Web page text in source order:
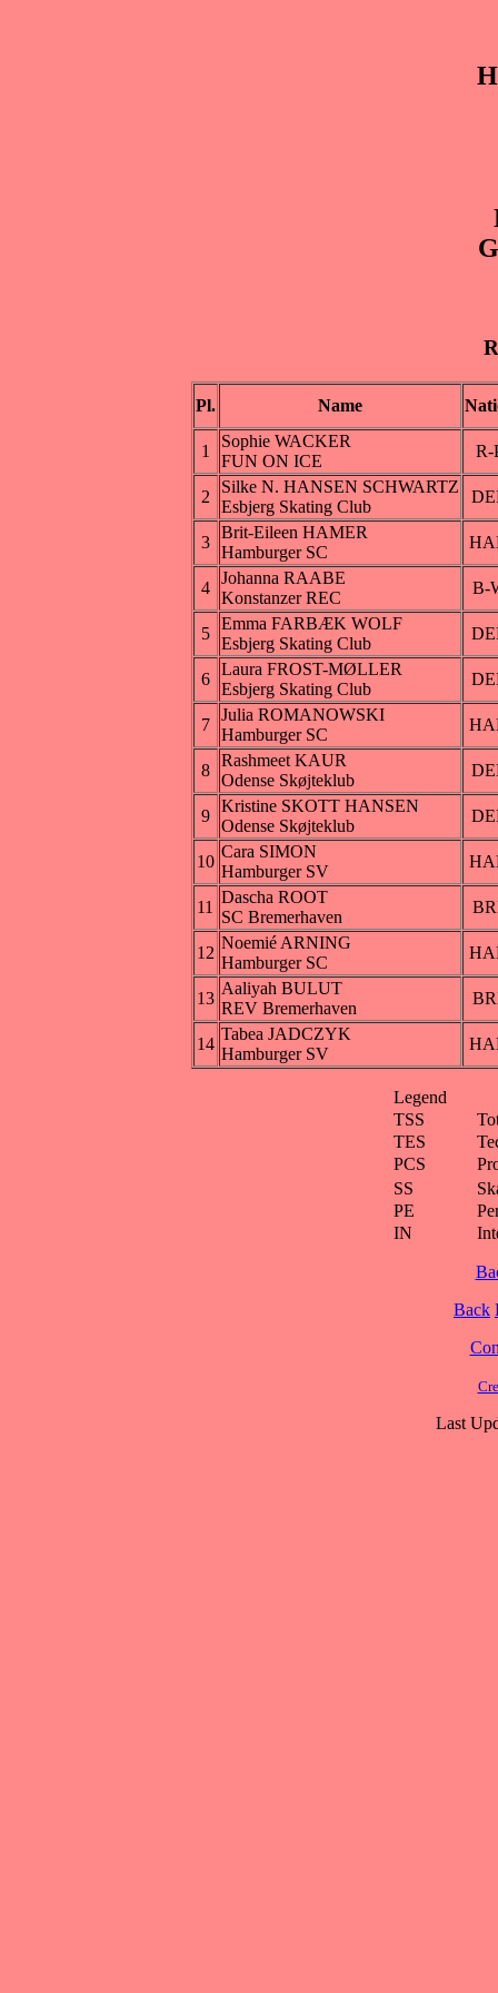
Pl. Name
1
Sophie WACKER
FUN ON ICE
R-
2
Silke N. HANSEN SCHWARTZ
Esbjerg Skating Club
3
Brit-Eileen HAMER
Hamburger SC
4
Johanna RAABE
Konstanzer REC
B-
5
Emma FARBÆK WOLF
Esbjerg Skating Club
6
Laura FROST-MØLLER
Esbjerg Skating Club
7
Julia ROMANOWSKI
Hamburger SC
8
Rashmeet KAUR
Odense Skøjteklub
9
Kristine SKOTT HANSEN
Odense Skøjteklub
10
Cara SIMON
Hamburger SV
11
Dascha ROOT
SC Bremerhaven
12
Noemié ARNING
Hamburger SC
13
Aaliyah BULUT
REV Bremerhaven
14
Tabea JADCZYK
Hamburger SV
Legend
TSS
TES
PCS
SS
PE
IN
Back
Last